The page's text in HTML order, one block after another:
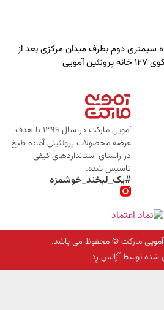
چهارراه سیمتری دوم بطرف میدان مرکزی بعد از
آمویی مارکت در سال 1399 با هدف
عرضه محصولات پروتئینی آماده طبخ
در راستای استانداردهای کیفی
تاسیس شده.
#یک_لبخند_خوشمزه
آمویی مارکت © محفوظ می باشد.
شده توسط آژانس رِد